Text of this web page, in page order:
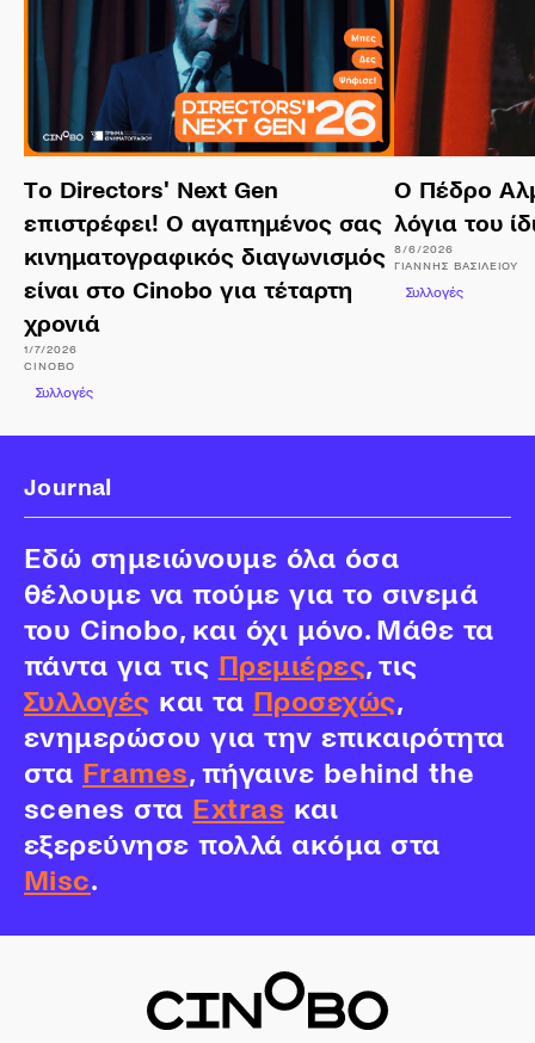
Tο Directors' Next Gen
επιστρέφει! Ο αγαπημένος σας
κινηματογραφικός διαγωνισμός
είναι στο Cinobo για τέταρτη
χρονιά
1/7/2026
CINOBO
Συλλογές
Ο Πέδρο
λόγια του
8/6/2026
ΓΙΆΝΝΗΣ ΒΑΣΙΛΕΊΟΥ
Συλλογές
Journal
Εδώ σημειώνουμε όλα όσα
θέλουμε να πούμε για το σινεμά
του Cinobo, και όχι μόνο. Μάθε τα
πάντα για τις Πρεμιέρες, τις
Συλλογές και τα Προσεχώς,
ενημερώσου για την επικαιρότητα
στα Frames, πήγαινε behind the
scenes στα Extras και
εξερεύνησε πολλά ακόμα στα
Misc.